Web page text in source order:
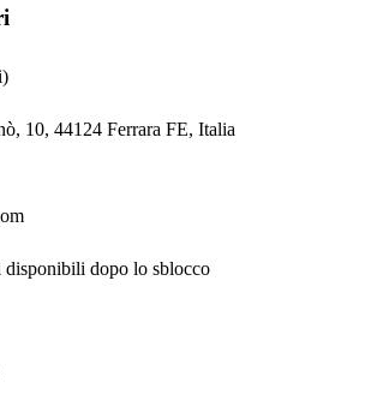
)
10, 44124 Ferrara FE, Italia
disponibili dopo lo sblocco